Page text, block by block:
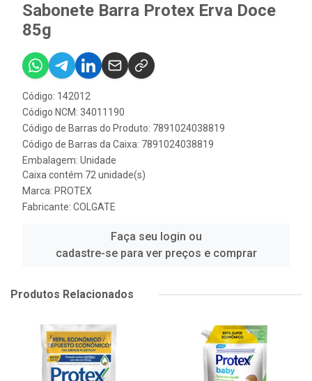
Sabonete Barra Protex Erva Doce
85g
Código: 142012
Código NCM: 34011190
Código de Barras do Produto: 7891024038819
Código de Barras da Caixa: 7891024038819
Embalagem: Unidade
Caixa contém 72 unidade(s)
Marca: PROTEX
Fabricante: COLGATE
Faça seu login ou
cadastre-se para ver preços e comprar
Produtos Relacionados